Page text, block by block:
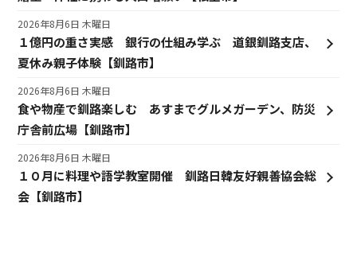
１億円の重さ実感 銀行の仕組み学ぶ 道銀釧路支店、
夏休み親子体験【釧路市】
2026年8月6日 木曜日
食や物産で釧路楽しむ あすまでグルメガーデン、防災
庁舎前広場【釧路市】
2026年8月6日 木曜日
１０月に料理や語学教室開催 釧路日韓友好親善協会総
会【釧路市】
2026年8月6日 木曜日